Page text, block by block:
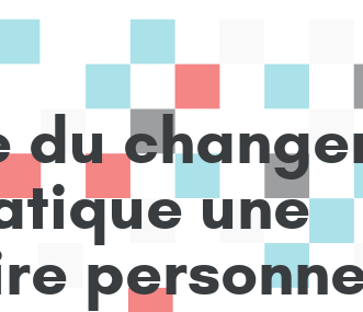
du change
tique une
re personn